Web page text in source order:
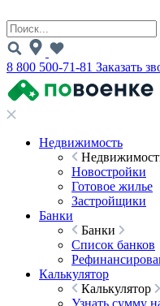
8 800 500-71-81 Заказать
Недвижимость
Новостройки
Готовое жилье
Застройщики
Банки
Банки
Список банков
Калькулятор
Калькулятор
Узнать сумму